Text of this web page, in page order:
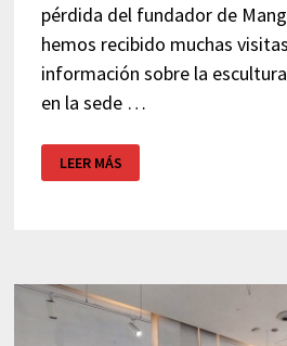
pérdida del fundador de
hemos recibido muchas
información sobre la
en la sede …
ESCULTURA
DE
PLENSA
LEER MÁS